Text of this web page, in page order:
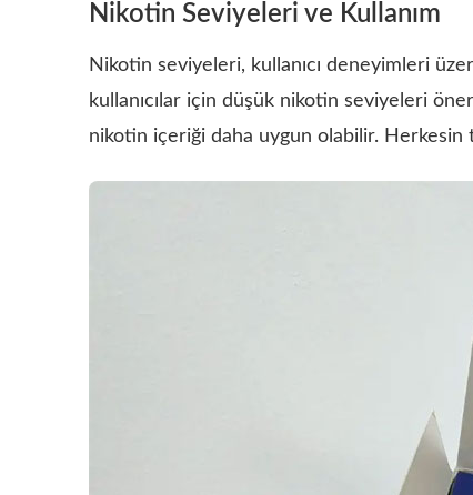
Nikotin Seviyeleri ve Kullanım
Nikotin seviyeleri, kullanıcı deneyimleri
kullanıcılar için düşük nikotin seviyeleri
nikotin içeriği daha uygun olabilir. Herkesin